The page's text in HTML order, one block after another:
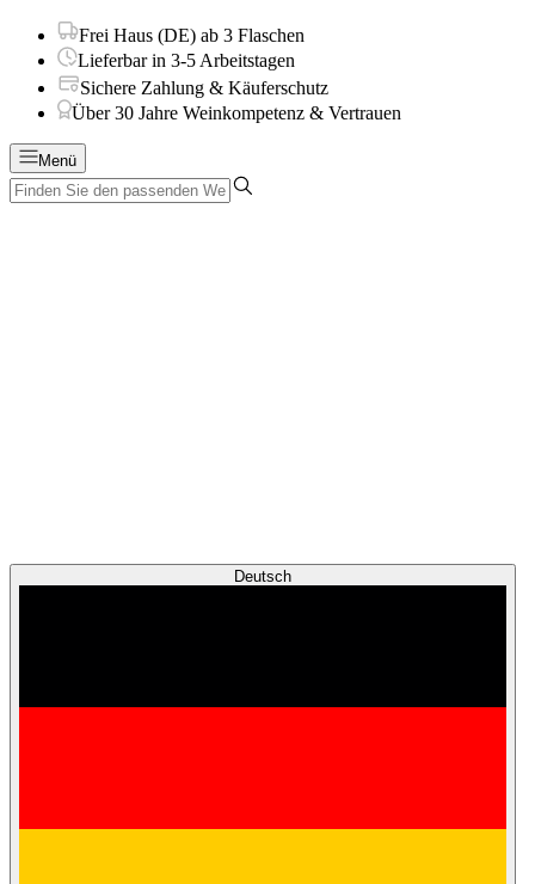
Frei Haus (DE) ab 3 Flaschen
Lieferbar in 3-5 Arbeitstagen
Sichere Zahlung & Käuferschutz
Über 30 Jahre Weinkompetenz & Vertrauen
Menü
Deutsch